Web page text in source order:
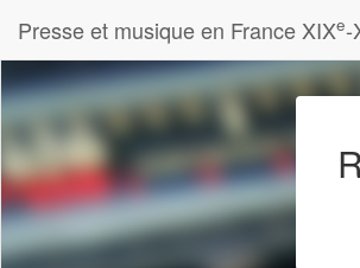
Presse et musique en France XIXe-